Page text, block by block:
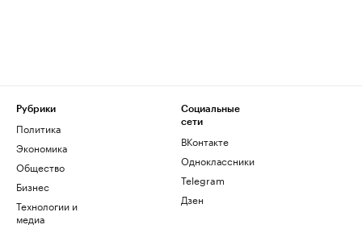
Рубрики
Политика
Экономика
Общество
Бизнес
Технологии и
медиа
Социальные
сети
ВКонтакте
Одноклассники
Telegram
Дзен